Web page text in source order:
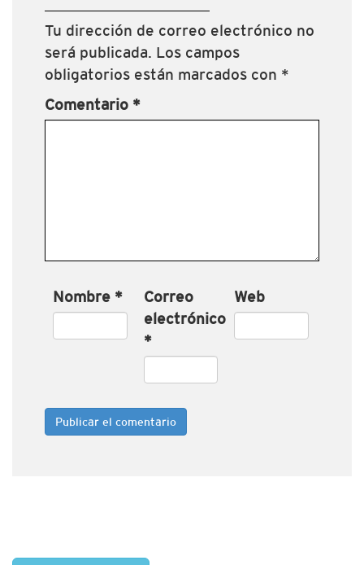
Tu dirección de correo electrónico no
será publicada. Los campos
obligatorios están marcados con *
Comentario *
Nombre *
Correo
electrónico
*
Web